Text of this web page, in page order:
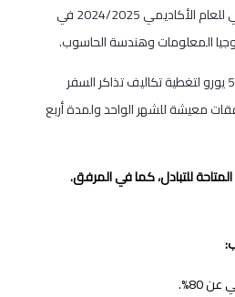
مساقات للفصل الدراسي الثاني للعام الأكاديمي 2024/2025 في
المعلومات وهندسة الحاسوب.
مبلغ بقيمة 530 يورو لتغطية تكاليف تذاكر السفر
يورو بدل نفقات معيشة للشهر الواحد ولمدة أربع
للتبادل، كما في المرفق.
80%.